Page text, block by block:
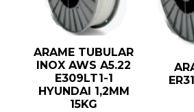
ARAME TUBULAR
INOX AWS A5.22
E309LT1-1
HYUNDAI 1,2MM
15KG